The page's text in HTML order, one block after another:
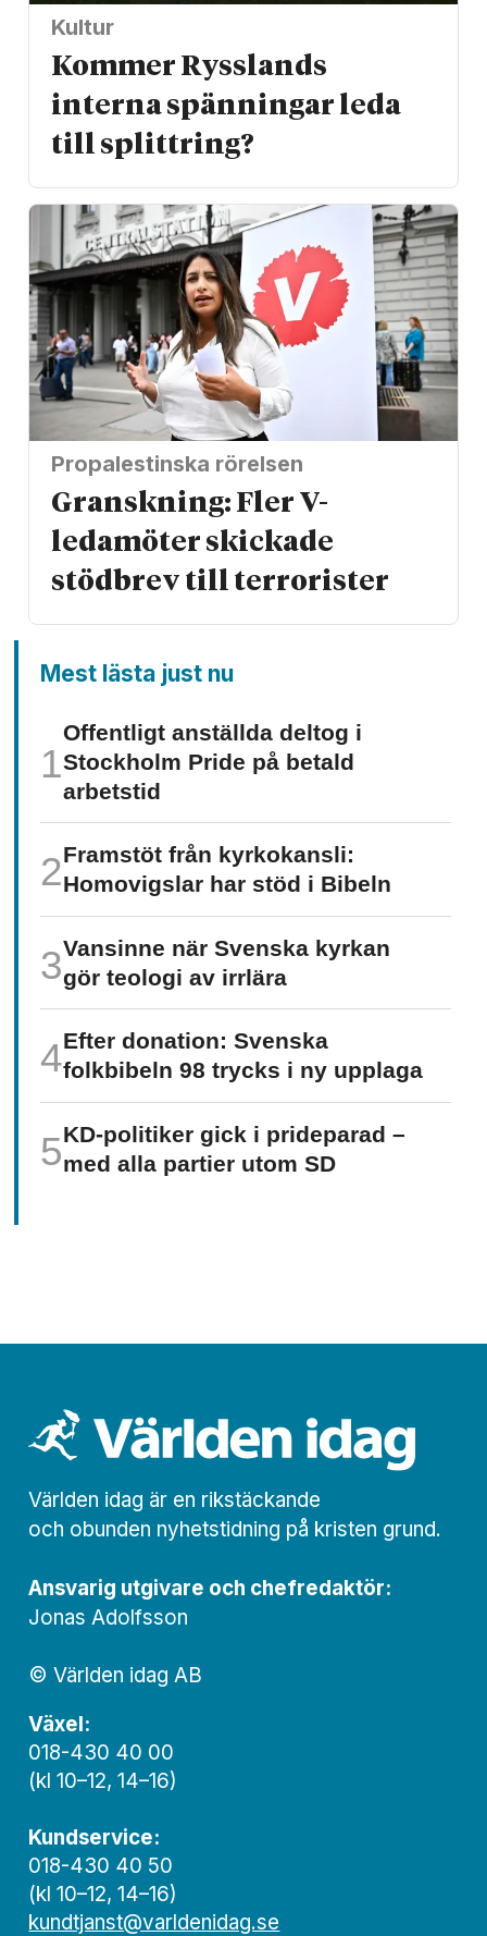
Kultur
Kommer Rysslands
interna spänningar leda
till splittring?
Propalestinska rörelsen
Granskning: Fler V-
ledamöter skickade
stödbrev till terrorister
Mest lästa just nu
Offentligt anställda deltog i
Stockholm Pride på betald
arbetstid
Framstöt från kyrkokansli:
Homo­vigslar har stöd i Bibeln
Vansinne när Svenska kyrkan
gör teologi av irrlära
Efter donation: Svenska
folkbibeln 98 trycks i ny upplaga
KD-politiker gick i prideparad –
med alla partier utom SD
Världen idag är en rikstäckande
och obunden nyhets­­­tidning på kristen grund.
Ansvarig utgivare och chef­redaktör:
Jonas Adolfsson
© Världen idag AB
Växel:
018-430 40 00
(kl 10–12, 14–16)
Kundservice:
018-430 40 50
(kl 10–12, 14–16)
kundtjanst@varldenidag.se